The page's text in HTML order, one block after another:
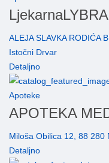
ALEJA SLAVKA RODIĆA
Istočni Drvar
Detaljno
Apoteke
APOTEKA
Miloša Obilica 12, 88 280
Detaljno